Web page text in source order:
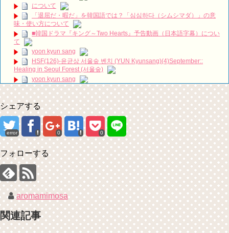
【キムジェヨン】ペンミに行って大横転した現場レポ！韓国俳優ファ
ンミってこんなサービスするの？！【김재영】 NEW!
「耳打ち（原題）」イ・サンユンver.
NEW!
【公式】韓国ドラマ 訓長オ･スンナム DVD 動画視聴 日語字幕 全120
話予定 NEW!
興行成績：『スンブ』、ユ・アインの騒動に負けず200万人突破…今
年の韓国映画では2本目 NEW!
【波乱の展開！？】おいしいコーヒーを淹れられるのはどっち？UCC
コーヒーアカデミー東西抽出対決！ NEW!
ハン・ヘジン 한혜진 – (선공개) 강남 3대 얼짱 출신 &#39;한혜진 언니
&#39; (ft. 도여니의 학창시절) | 편 먹고 갈래요? 밥블레스유 2 bobblessyou2
EP.18
ソン・ヘギョ – ソンヘギョ キスまとめ
ハン・ヘジン 한혜진 – Still We (여전히 우리는)
한가인 –
「ライフ・ オン・ マーズ」2019年11月2日TSUTAYAにて先行レンタ
ル開始！
(ENG SUB) Behind The Scene Hyun Bin 현빈❤️ 손예진 Son Ye Jin-
Crash Landing On You/ヒョンビン❤️ソンイェジン / エンジョイ❕
ユン・ギュンサン、番組にも登場した愛猫が急死…イ・ソンギョンら
同僚芸能人から慰めの言葉が続々 – Taka News
キム・レウォンの影絵遊び！？「黒騎士～永遠の約束～」メイキング
を一部公開（DVD-SET2特典映像より）
について
「退屈だ・暇だ」を韓国語では？「심심하다（シムシマダ）」の意
味・使い方について
■韓国ドラマ『キング～Two Hearts』予告動画（日本語字幕）につい
て
yoon kyun sang
HSF(126)-윤균상 서울숲 벤치 (YUN Kyunsang)(4)September::
Healing in Seoul Forest (서울숲)
yoon kyun sang
ユン・ギュンサン主演「潜入弁護人」第1回特別公開！
九尾狐外伝 第２話 キム・ジウ チョ・ヒョンジェ
九尾狐外伝 メイキング03 ハン・イェスル
チョ・ヒョンジェ 조현재 九尾狐外伝 制作発表会
キム・テヒの弟イ・ワン♥イ・ボミ、今日（28日）結婚……
「まず熱く掃除せよ」女優キム・ユジョン、「健康がとても回復…痩
せたのはソン・ジェリムのせい!? 」 (11/26)
【裏芸能】キムユジョンの熱愛彼氏はあの大物俳優
キム・ユジョン、美しいセルフショットで近況を伝える“会いたいで
しょ？” Big News TV
キム・ユジョン、新ドラマ「まず熱く掃除せよ」に出演確定…“台本
を見た瞬間惹かれた” 20180123
幻の王女チャミョンゴ エンディング
YUCHUN ♥ LOVE 15 「成均館 5話」
[Fan MV]七日の王妃(7일의 왕비)OST – 정기고 (Junggigo) – 그리고 그
려도 (Miss You In My Heart)
シェアする
error 0 0
フォローする
aromamimosa
関連記事